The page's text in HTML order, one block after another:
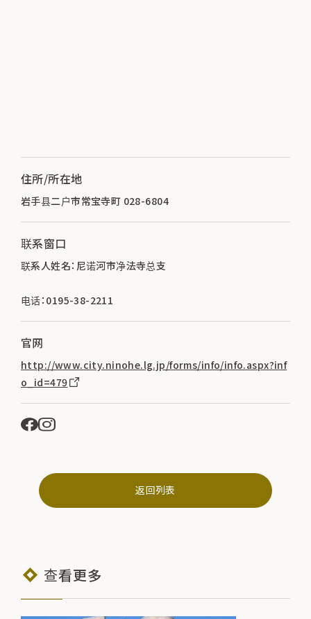
住所/所在地
岩手县二户市常宝寺町 028-6804
联系窗口
联系人姓名：尼诺河市净法寺总支
电话：0195-38-2211
官网
http://www.city.ninohe.lg.jp/forms/info/info.aspx?inf
o_id=479
返回列表
查看更多